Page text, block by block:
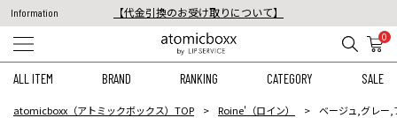
Information
【代金引換のお受け取りについて】
税込11,000円以上のご注文で送料無料！
0
ALL ITEM BRAND RANKING CATEGORY SALE
atomicboxx（アトミックボックス）TOP Roine'（ロイン） ベージュ,グレー